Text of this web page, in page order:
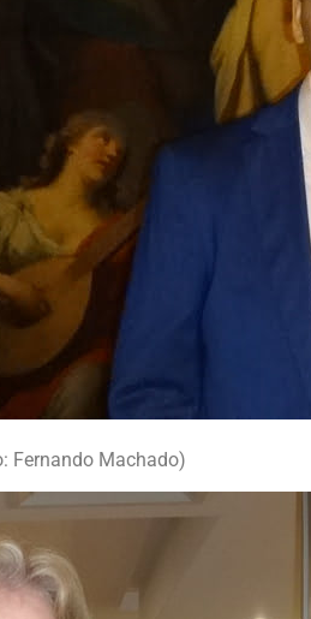
Fernando Machado)